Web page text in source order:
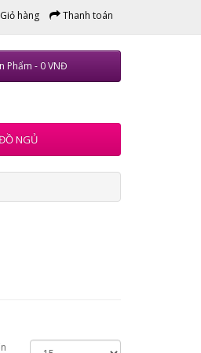
Giỏ hàng Thanh toán
Phẩm - 0 VNĐ
NGỦ